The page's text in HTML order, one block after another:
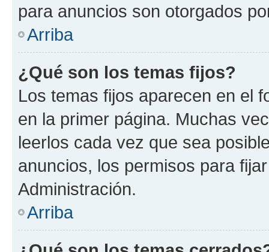
para anuncios son otorgados
Arriba
¿Qué son los temas fijos?
Los temas fijos aparecen en el
en la primer página. Muchas
leerlos cada vez que sea
anuncios, los permisos para
Administración.
Arriba